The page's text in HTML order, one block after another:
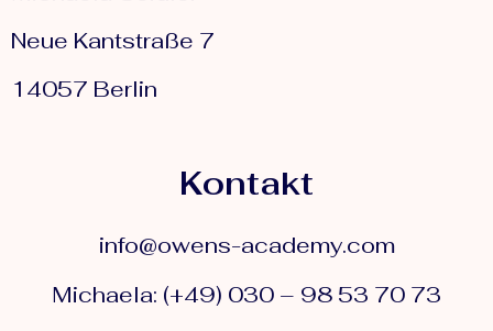
Neue Kantstraße 7
14057 Berlin
Kontakt
info@owens-academy.com
Michaela: (+49) 030 – 98 53 70 73